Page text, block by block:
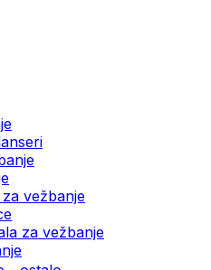
vežbanje
za vežbanje